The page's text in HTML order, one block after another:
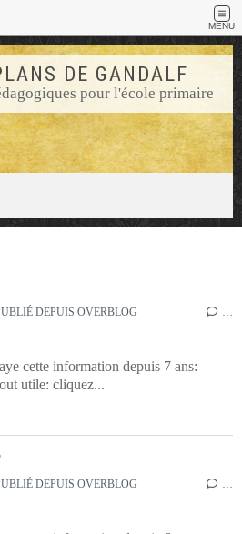
MENU
DE GANDALF
pour l'école primaire
DEPUIS OVERBLOG …
cette information depuis 7 ans:
utile: cliquez...
DEPUIS OVERBLOG